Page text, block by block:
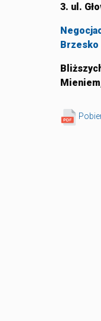
3. ul.
Brzesko